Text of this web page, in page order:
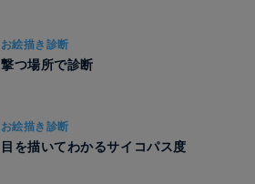
お絵描き診断
撃つ場所で診断
お絵描き診断
目を描いてわかるサイコパス度